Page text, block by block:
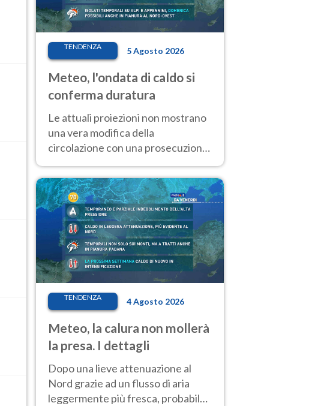
TENDENZA 5 Agosto 2026
Meteo, l'ondata di caldo si
conferma duratura
Le attuali proiezioni non mostrano
una vera modifica della
circolazione con una prosecuzione
giorni, compresa la settimana di
Ferragosto
TENDENZA 4 Agosto 2026
Meteo, la calura non mollerà
la presa. I dettagli
Dopo una lieve attenuazione al
Nord grazie ad un flusso di aria
leggermente più fresca, probabile